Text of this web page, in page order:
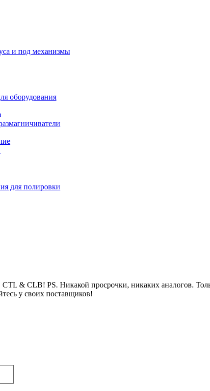
и под механизмы
оборудования
для полировки
CTL & CLB! PS. Никакой просрочки, никаких аналогов.
у своих поставщиков!